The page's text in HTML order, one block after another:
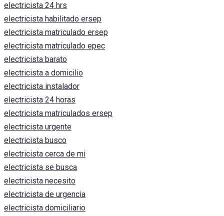
electricista 24 hrs
electricista habilitado ersep
electricista matriculado ersep
electricista matriculado epec
electricista barato
electricista a domicilio
electricista instalador
electricista 24 horas
electricista matriculados ersep
electricista urgente
electricista busco
electricista cerca de mi
electricista se busca
electricista necesito
electricista de urgencia
electricista domiciliario